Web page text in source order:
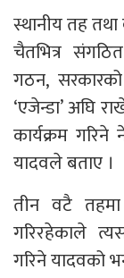
स्थानीय तह
चैतभित्र
गठन,
‘एजेन्डा’ अघि
कार्यक्रम गरिने
यादवले बताए ।
तीन वटै
गरिरहेकाले
गरिने यादवको